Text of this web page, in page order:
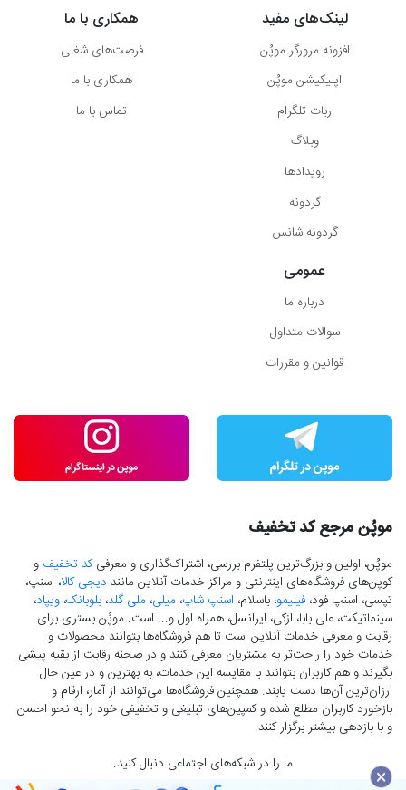
لینک‌های مفید
افزونه مرورگر موپُن
اپلیکیشن موپُن
ربات تلگرام
وبلاگ
رویدادها
گردونه
گردونه شانس
همکاری با ما
فرصت‌های شغلی
همکاری با ما
تماس با ما
عمومی
درباره ما
سوالات متداول
قوانین و مقررات
موپُن مرجع کد تخفیف
موپُن، اولین و بزرگ‌ترین پلتفرم بررسی، اشتراک‌گذاری و معرفیکد تخفیف و
کوپن‌های فروشگاه‌های اینترنتی و مراکز خدمات آنلاین مانند دیجی کالا، اسنپ،
تپسی، اسنپ فود، فیلیمو، باسلام، اسنپ شاپ، میلی، ملی گلد، بلوبانک، ویپاد،
سینماتیکت، علی بابا، ازکی، ایرانسل، همراه اول و... است. موپُن بستری برای
رقابت و معرفی خدمات آنلاین است تا هم فروشگاه‌ها بتوانند محصولات و
خدمات خود را راحت‌تر به مشتریان معرفی کنند و در صحنه رقابت از بقیه پیشی
بگیرند و هم کاربران بتوانند با مقایسه این خدمات، به بهترین و در عین حال
ارزان‌ترین آن‌ها دست‌ یابند. همچنین فروشگاه‌ها می‌توانند از آمار، ارقام و
بازخورد کاربران مطلع شده و کمپین‌های تبلیغی و تخفیفی خود را به نحو احسن
و با بازدهی بیشتر برگزار کنند.
ما را در شبکه‌های اجتماعی دنبال کنید.
×